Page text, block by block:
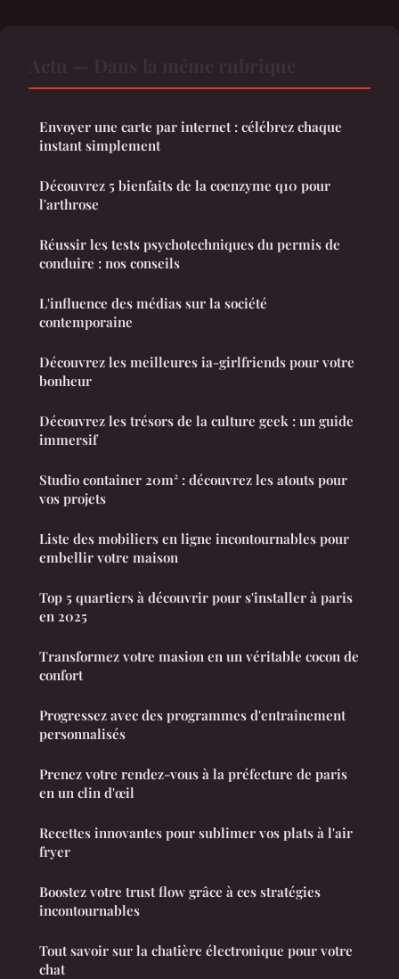
Envoyer une carte par internet : célébrez chaque
instant simplement
Découvrez 5 bienfaits de la coenzyme q10 pour
l'arthrose
Réussir les tests psychotechniques du permis de
conduire : nos conseils
L'influence des médias sur la société
contemporaine
Découvrez les meilleures ia-girlfriends pour votre
bonheur
Découvrez les trésors de la culture geek : un guide
immersif
Studio container 20m² : découvrez les atouts pour
vos projets
Liste des mobiliers en ligne incontournables pour
embellir votre maison
Top 5 quartiers à découvrir pour s'installer à paris
en 2025
Transformez votre masion en un véritable cocon de
confort
Progressez avec des programmes d'entraînement
personnalisés
Prenez votre rendez-vous à la préfecture de paris
en un clin d'œil
Recettes innovantes pour sublimer vos plats à l'air
fryer
Boostez votre trust flow grâce à ces stratégies
incontournables
Tout savoir sur la chatière électronique pour votre
chat